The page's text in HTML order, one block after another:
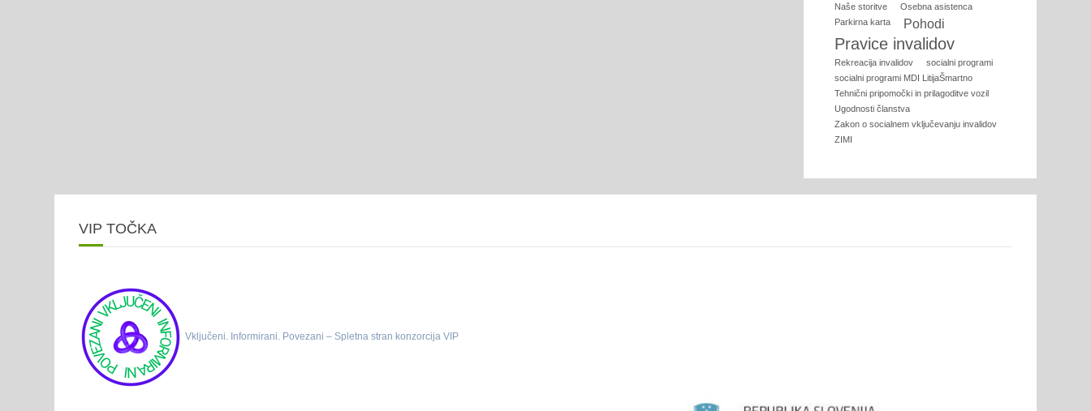
Naše storitve
Osebna asistenca
Parkirna karta
Pohodi
Pravice invalidov
Rekreacija invalidov
socialni programi
socialni programi MDI LitijaŠmartno
Tehnični pripomočki in prilagoditve vozil
Ugodnosti članstva
Zakon o socialnem vključevanju invalidov
ZIMI
VIP TOČKA
Vključeni. Informirani. Povezani – Spletna stran konzorcija VIP